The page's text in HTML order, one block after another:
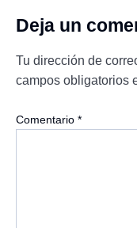
Deja un
Tu dirección de
campos obligatorios
Comentario *